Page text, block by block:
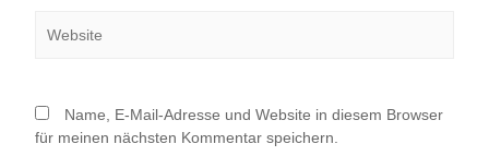
Name, E-Mail-Adresse und Website in diesem Browser
für meinen nächsten Kommentar speichern.